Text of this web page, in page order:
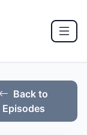
Back to
Episodes